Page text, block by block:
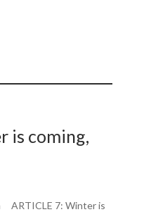
is coming,
ARTICLE 7: Winter is